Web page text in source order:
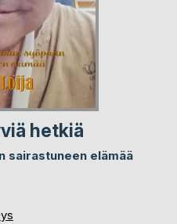
hetkiä
sairastuneen elämää